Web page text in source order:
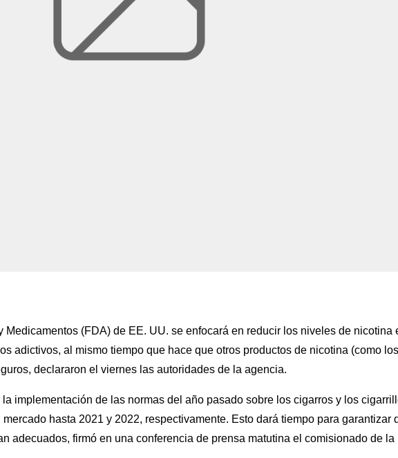
Medicamentos (FDA) de EE. UU. se enfocará en reducir los niveles de nicotina
adictivos, al mismo tiempo que hace que otros productos de nicotina (como los
declararon el viernes las autoridades de la agencia.
implementación de las normas del año pasado sobre los cigarros y los
hasta 2021 y 2022, respectivamente. Esto dará tiempo para garantizar
adecuados, firmó en una conferencia de prensa matutina el comisionado de la